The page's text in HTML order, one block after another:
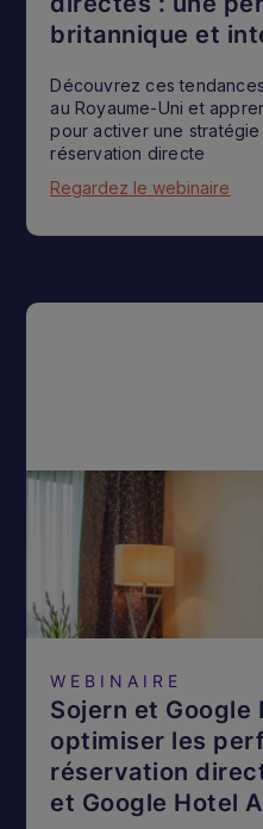
britannique et
Découvrez ces
au Royaume-Uni et
pour activer une
réservation directe
Regardez le webinaire
WEBINAIRE
Sojern et Google
optimiser les
réservation
et Google Hotel